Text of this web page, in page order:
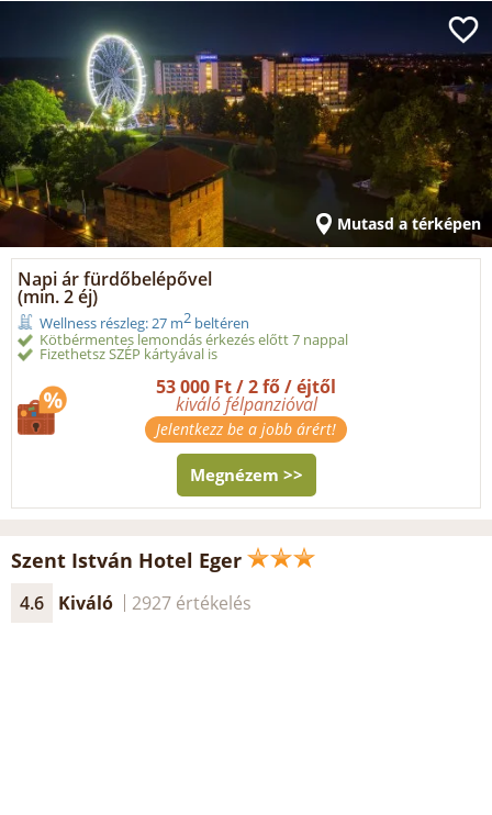
Mutasd a térképen
Napi ár fürdőbelépővel
(min. 2 éj)
Wellness részleg: 27 m2 beltéren
Kötbérmentes lemondás érkezés előtt 7 nappal
Fizethetsz SZÉP kártyával is
53 000 Ft / 2 fő / éjtől
kiváló félpanzióval
Jelentkezz be a jobb árért!
Megnézem >>
Szent István Hotel Eger
4.6 Kiváló 2927 értékelés